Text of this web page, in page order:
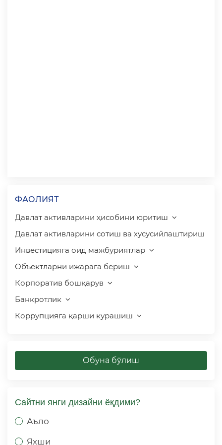
ФАОЛИЯТ
Давлат активларини ҳисобини юритиш
Давлат активларини сотиш ва хусусийлаштириш
Инвестицияга оид мажбуриятлар
Объектларни ижарага бериш
Корпоратив бошқарув
Банкротлик
Коррупцияга қарши курашиш
Обуна бўлиш
Сайтни янги дизайни ёқдими?
Аъло
Яхши